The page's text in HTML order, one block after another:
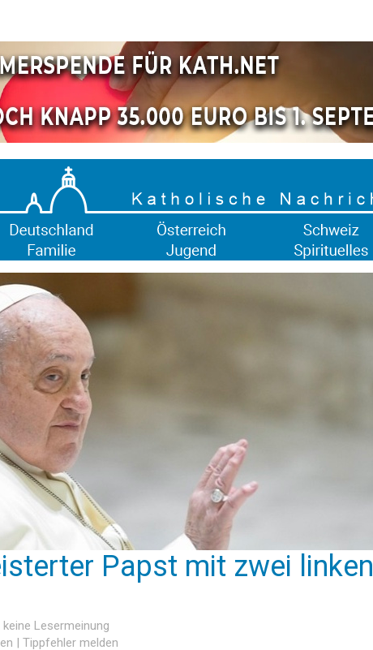
Papst mit zwei linken
keine Lesermeinung
| Tippfehler melden